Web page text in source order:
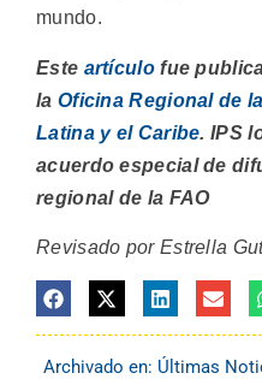
mundo.
Este artículofue
la Oficina Regional de
Latina y el Caribe. IPS
acuerdo especial de
regional de la FAO
Revisado por Estrella
Archivado en: Últimas